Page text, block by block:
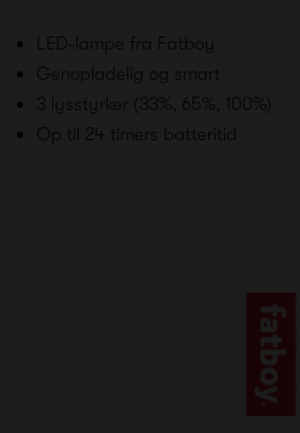
LED-lampe fra Fatboy
Genopladelig og smart
3 lysstyrker (33%, 65%, 100%)
Op til 24 timers batteritid